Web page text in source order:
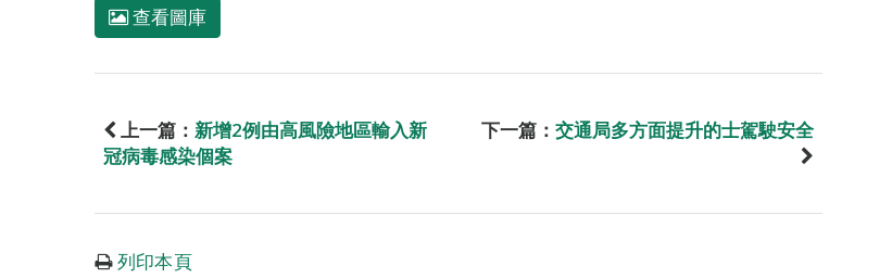
查看圖庫
上一篇： 新增2例由高風險地區輸入新
冠病毒感染個案
下一篇： 交通局多方面提升的士駕駛安全
列印本頁